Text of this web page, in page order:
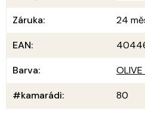
Záruka:
24
EAN:
Barva:
OLIVE
#kamarádi: 80